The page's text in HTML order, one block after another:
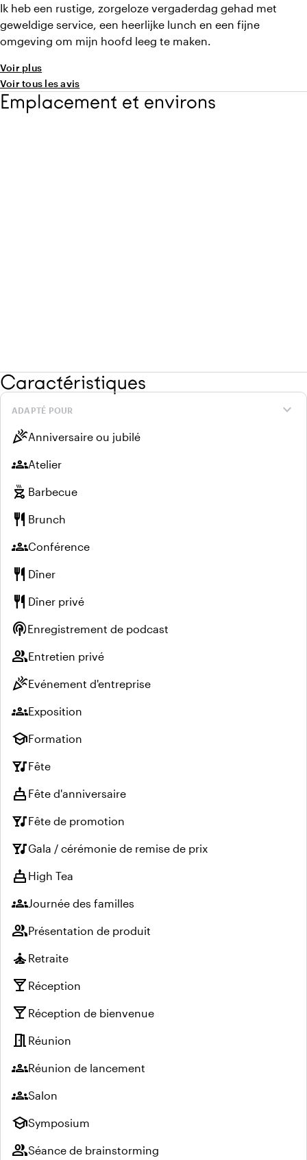
tussendoor het hoofd leeg te maken.
Ik heb een rustige, zorgeloze vergaderdag gehad met
geweldige service, een heerlijke lunch en een fijne
omgeving om mijn hoofd leeg te maken.
Voir plus
Voir tous les avis
Emplacement et environs
Caractéristiques
expand_more
ADAPTÉ POUR
celebrationAnniversaire ou jubilé
groupsAtelier
outdoor_grill Barbecue
restaurant Brunch
groupsConférence
restaurant Dîner
restaurant Dîner privé
podcastsEnregistrement de podcast
groupEntretien privé
celebrationEvénement d'entreprise
groupsExposition
schoolFormation
nightlifeFête
cake Fête d'anniversaire
nightlifeFête de promotion
nightlifeGala / cérémonie de remise de prix
cake High Tea
groupsJournée des familles
groupPrésentation de produit
self_improvement Retraite
local_bar Réception
local_bar Réception de bienvenue
meeting_room Réunion
groupsRéunion de lancement
groupsSalon
schoolSymposium
groupSéance de brainstorming